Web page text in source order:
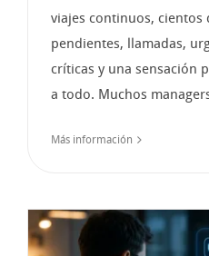
viajes continuos, cientos
pendientes, llamadas,
críticas y una sensación
a todo. Muchos
Más información